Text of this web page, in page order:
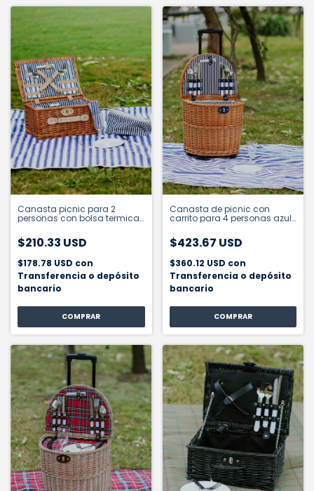
Canasta picnic para 2
personas con bolsa termica
$210.33 USD
$178.78 USD con
Transferencia o depósito
bancario
Canasta de picnic con
carrito para 4 personas azul
$423.67 USD
$360.12 USD con
Transferencia o depósito
bancario